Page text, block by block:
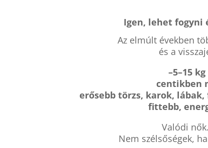
Igen, lehet fogyni
Az elmúlt években
és a
–5–15
centikben
erősebb törzs, karok,
fittebb,
Valódi
Nem szélsőségek,